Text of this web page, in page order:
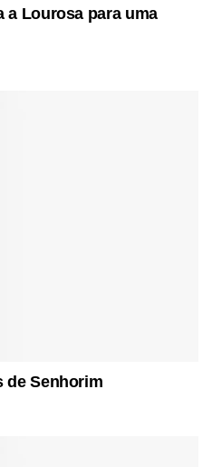
a Lourosa para uma
de Senhorim